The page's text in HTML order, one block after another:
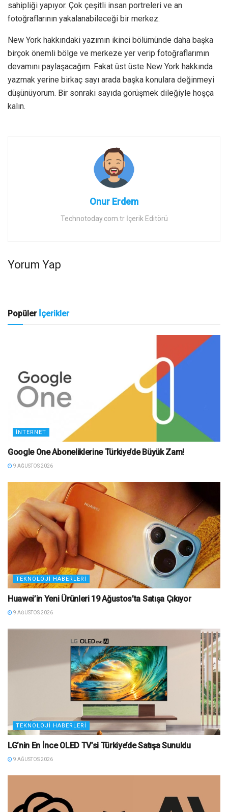
sahipliği yapıyor. Çok çeşitli insan portreleri ve an
fotoğraflarının yakalanabileceği bir merkez.
New York hakkındaki yazımın ikinci bölümünde daha başka
birçok önemli bölge ve merkeze yer verip fotoğraflarımın
devamını paylaşacağım. Fakat üst üste New York hakkında
yazmak yerine birkaç sayı arada başka konulara değinmeyi
düşünüyorum. Bir sonraki sayıda görüşmek dileğiyle hoşça
kalın.
Onur Erdem
Technotoday.com.tr İçerik Editörü
Yorum Yap
Popüler İçerikler
İNTERNET
Google One Aboneliklerine Türkiye’de Büyük Zam!
9 AĞUSTOS 2026
TEKNOLOJI HABERLERI
Huawei’in Yeni Ürünleri 19 Ağustos’ta Satışa Çıkıyor
9 AĞUSTOS 2026
TEKNOLOJI HABERLERI
LG’nin En İnce OLED TV’si Türkiye’de Satışa Sunuldu
9 AĞUSTOS 2026